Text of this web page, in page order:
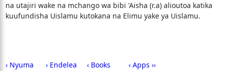
na utajiri wake na mchango wa bibi 'Aisha (r.a) alioutoa katika
kuufundisha Uislamu kutokana na Elimu yake ya Uislamu.
‹ Nyuma › Endelea ‹ Books ‹ Apps ››